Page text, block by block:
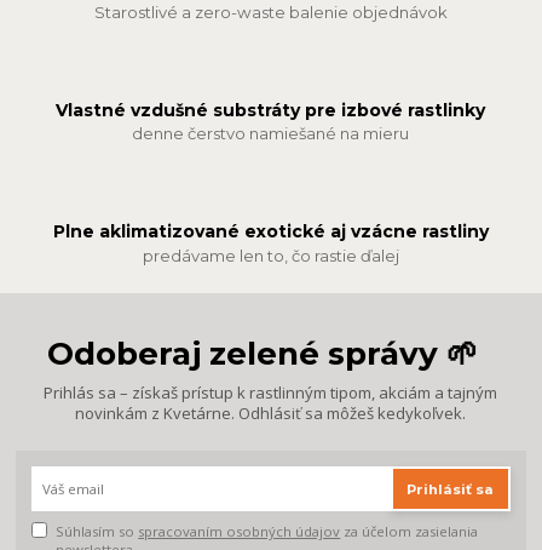
Starostlivé a zero-waste balenie objednávok
Vlastné vzdušné substráty pre izbové rastlinky
denne čerstvo namiešané na mieru
Plne aklimatizované exotické aj vzácne rastliny
predávame len to, čo rastie ďalej
Odoberaj zelené správy 🌱
Prihlás sa – získaš prístup k rastlinným tipom, akciám a tajným
novinkám z Kvetárne. Odhlásiť sa môžeš kedykoľvek.
Prihlásiť sa
Súhlasím so spracovaním osobných údajov za účelom zasielania